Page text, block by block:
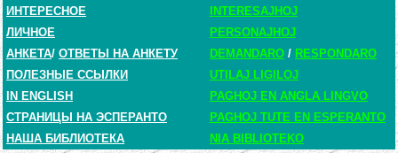
ИНТЕРЕСНОЕ
INTERESAJHOJ
ЛИЧНОЕ
PERSONAJHOJ
АНКЕТА/ ОТВЕТЫ НА АНКЕТУ DEMANDARO / RESPONDARO
ПОЛЕЗНЫЕ ССЫЛКИ
UTILAJ LIGILOJ
IN ENGLISH
PAGHOJ EN ANGLA LINGVO
СТРАНИЦЫ НА ЭСПЕРАНТО
PAGHOJ TUTE EN ESPERANTO
НАША БИБЛИОТЕКА
NIA BIBLIOTEKO